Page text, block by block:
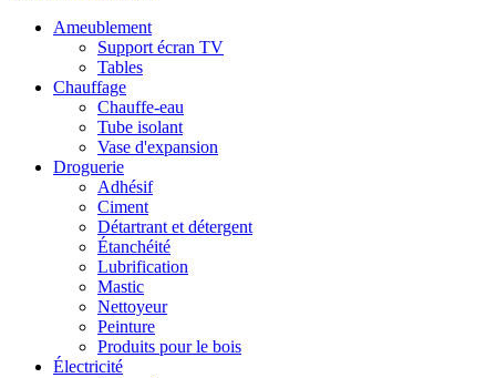
Ameublement
Support écran TV
Tables
Chauffage
Chauffe-eau
Tube isolant
Vase d'expansion
Droguerie
Adhésif
Ciment
Détartrant et détergent
Étanchéité
Lubrification
Mastic
Nettoyeur
Peinture
Produits pour le bois
Électricité